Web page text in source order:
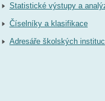
Statistické výstupy a
Číselníky a klasifikace
Adresáře školských